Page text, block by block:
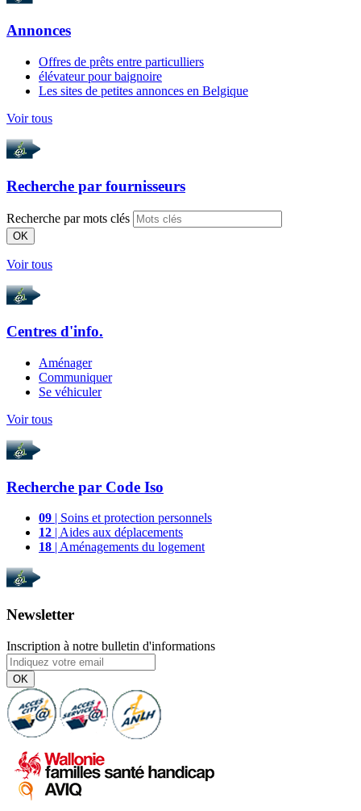
Annonces
Offres de prêts entre particulliers
élévateur pour baignoire
Les sites de petites annonces en Belgique
Voir tous
Recherche par fournisseurs
Recherche par mots clés
OK
Voir tous
Centres d'info.
Aménager
Communiquer
Se véhiculer
Voir tous
Recherche par Code Iso
09 | Soins et protection personnels
12 | Aides aux déplacements
18 | Aménagements du logement
Newsletter
Inscription à notre bulletin d'informations
OK